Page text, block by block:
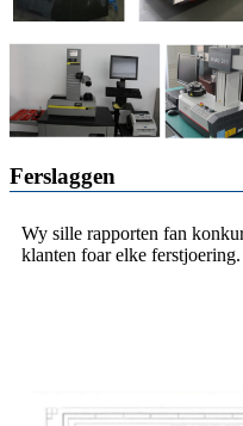
Ferslaggen
Wy sille rapporten fan
klanten foar elke ferstjoering.